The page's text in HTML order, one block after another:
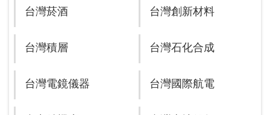
台灣菸酒 台灣創新材料
台灣積層 台灣石化合成
台灣電鏡儀器 台灣國際航電